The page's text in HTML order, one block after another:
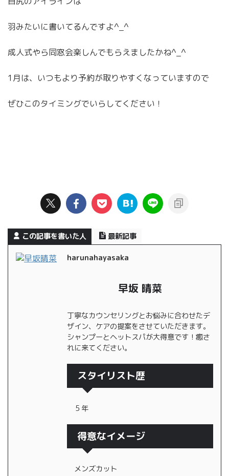
羽みたいに書いてるんですよ^_^
成人式やら同窓会楽しんでもらえましたかね^_^
1月は、いつもより予約が取りやすくなっていますので
ぜひこのタイミングでいらしてください！
この記事を書いた人 最新記事
harunahayasaka
早坂 晴菜
丁寧なカウンセリングとお悩みに合わせたデ
ザイン、ケアの提案をさせていただきます。
シャンプーとヘットスパが大得意です！癒さ
れに来てください。
スタイリスト歴
５年
得意なイメージ
メンズカット